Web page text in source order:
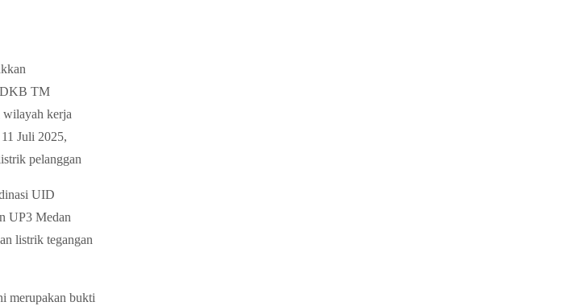
TM
wilayah kerja
Juli 2025,
pelanggan
UID
UP3 Medan
listrik tegangan
merupakan bukti